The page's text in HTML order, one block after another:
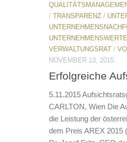
/ TRANSPARENZ /
UNTERNEHMENSWERTE
VERWALTUNGSRAT /
NOVEMBER 13, 2015
Erfolgreiche
5.11.2015
CARLTON, Wien Die
die Leistung der
dem Preis AREX 2015